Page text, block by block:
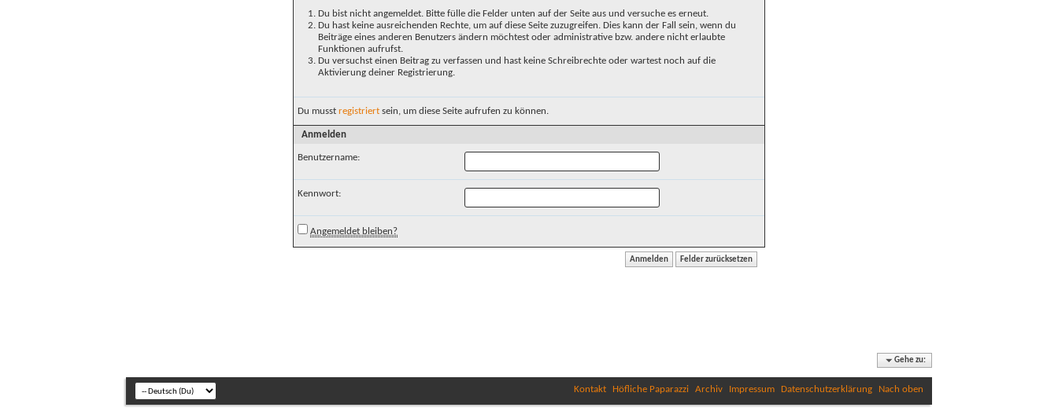
Du bist nicht angemeldet. Bitte fülle die Felder unten auf der Seite aus und versuche es erneut.
Du hast keine ausreichenden Rechte, um auf diese Seite zuzugreifen. Dies kann der Fall sein, wenn du
Beiträge eines anderen Benutzers ändern möchtest oder administrative bzw. andere nicht erlaubte
Funktionen aufrufst.
Du versuchst einen Beitrag zu verfassen und hast keine Schreibrechte oder wartest noch auf die
Aktivierung deiner Registrierung.
Du musst registriert sein, um diese Seite aufrufen zu können.
Anmelden
Benutzername:
Kennwort:
Angemeldet bleiben?
Gehe zu:
Kontakt Höfliche Paparazzi Archiv Impressum Datenschutzerklärung Nach oben